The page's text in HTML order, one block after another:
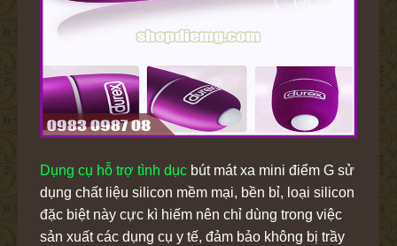
Dụng cụ hỗ trợ tình dục bút mát xa mini điểm G sử
dụng chất liệu silicon mềm mại, bền bỉ, loại silicon
đặc biệt này cực kì hiếm nên chỉ dùng trong việc
sản xuất các dụng cụ y tế, đảm bảo không bị trầy